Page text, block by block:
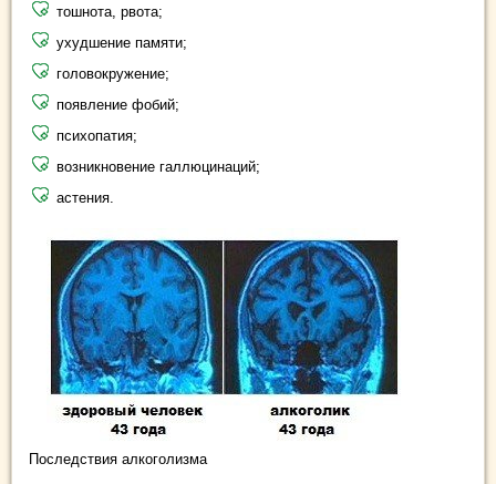
тошнота, рвота;
ухудшение памяти;
головокружение;
появление фобий;
психопатия;
возникновение галлюцинаций;
астения.
Последствия алкоголизма